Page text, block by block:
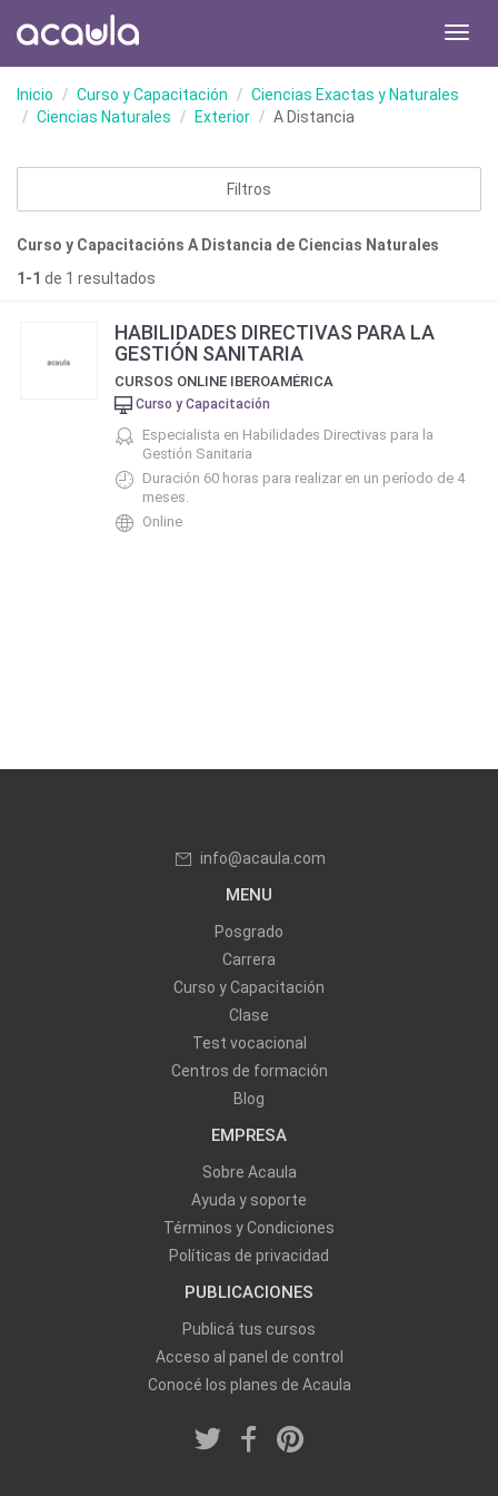
Inicio Curso y Capacitación
Ciencias Exactas y Naturales
Ciencias Naturales
Exterior A Distancia
Filtros
Curso y Capacitacións A Distancia de Ciencias Naturales
1-1 de 1 resultados
HABILIDADES DIRECTIVAS PARA LA
GESTIÓN SANITARIA
CURSOS ONLINE IBEROAMÉRICA
Curso y Capacitación
Especialista en Habilidades Directivas para la
Gestión Sanitaria
Duración 60 horas para realizar en un período de 4
meses.
Online
info@acaula.com
MENU
Posgrado
Carrera
Curso y Capacitación
Clase
Test vocacional
Centros de formación
Blog
EMPRESA
Sobre Acaula
Ayuda y soporte
Términos y Condiciones
Políticas de privacidad
PUBLICACIONES
Publicá tus cursos
Acceso al panel de control
Conocé los planes de Acaula